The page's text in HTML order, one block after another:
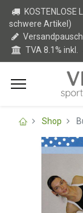
schwere Artikel)
TVA 8.1% inkl.
Shop